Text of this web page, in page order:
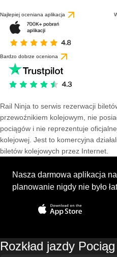
Najlepiej oceniana aplikacja
Bardzo dobrze oceniona
Rail Ninja to serwis rezerwacji
przewoźnikiem kolejowym, nie
pociągów i nie reprezentuje
kolejowej. Jest to komercyjna
biletów kolejowych przez Internet.
Nasza darmowa aplikacja
planowanie nigdy nie było
Rozkład jazdy